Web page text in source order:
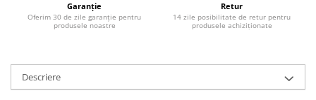
Garanție
Oferim 30 de zile garanție pentru
produsele noastre
Retur
14 zile posibilitate de retur pentru
produsele achiziționate
Descriere